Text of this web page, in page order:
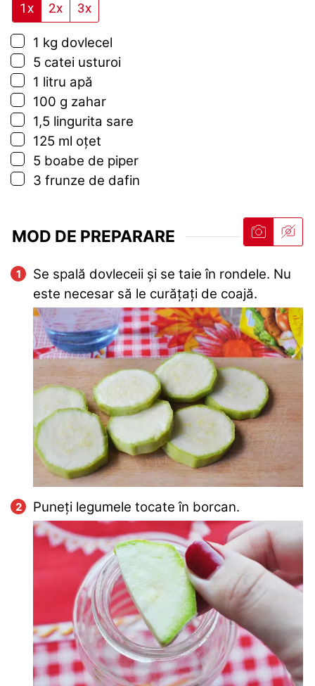
1x 2x 3x
▢
1 kg dovlecel
▢
5 catei usturoi
▢
1 litru apă
▢
100 g zahar
▢
1,5 lingurita sare
▢
125 ml oțet
▢
5 boabe de piper
▢
3 frunze de dafin
MOD DE PREPARARE
Se spală dovleceii și se taie în rondele. Nu
este necesar să le curățați de coajă.
Puneți legumele tocate în borcan.